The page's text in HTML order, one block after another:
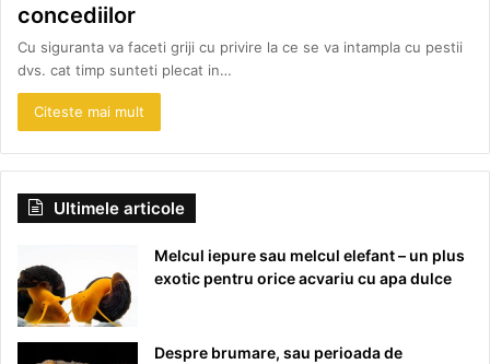
concediilor
Cu siguranta va faceti griji cu privire la ce se va intampla cu pestii
dvs. cat timp sunteti plecat in…
Citeste mai mult
Ultimele articole
Melcul iepure sau melcul elefant – un plus
exotic pentru orice acvariu cu apa dulce
Despre brumare, sau perioada de